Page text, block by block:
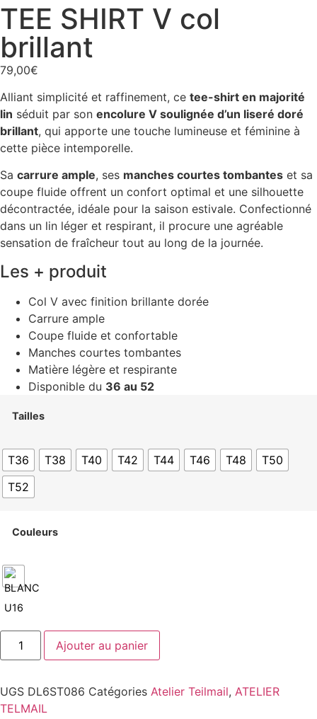
TEE SHIRT V col
brillant
79,00€
Alliant simplicité et raffinement, ce tee-shirt en majorité
lin séduit par son encolure V soulignée d’un liseré doré
brillant, qui apporte une touche lumineuse et féminine à
cette pièce intemporelle.
Sa carrure ample, ses manches courtes tombantes et sa
coupe fluide offrent un confort optimal et une silhouette
décontractée, idéale pour la saison estivale. Confectionné
dans un lin léger et respirant, il procure une agréable
sensation de fraîcheur tout au long de la journée.
Les + produit
Col V avec finition brillante dorée
Carrure ample
Coupe fluide et confortable
Manches courtes tombantes
Matière légère et respirante
Disponible du 36 au 52
Tailles
T36 T38 T40 T42 T44 T46 T48
T50
T52
Couleurs
Ajouter au panier
UGS DL6ST086 Catégories Atelier Teilmail, ATELIER
TELMAIL